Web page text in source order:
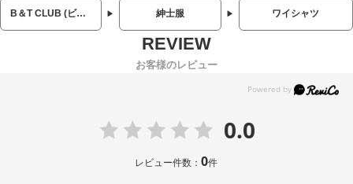
B＆T CLUB (ビーアンドティークラブ) 紳士服 ワイシャツ
お客様のレビュー
0.0
レビュー件数：0件